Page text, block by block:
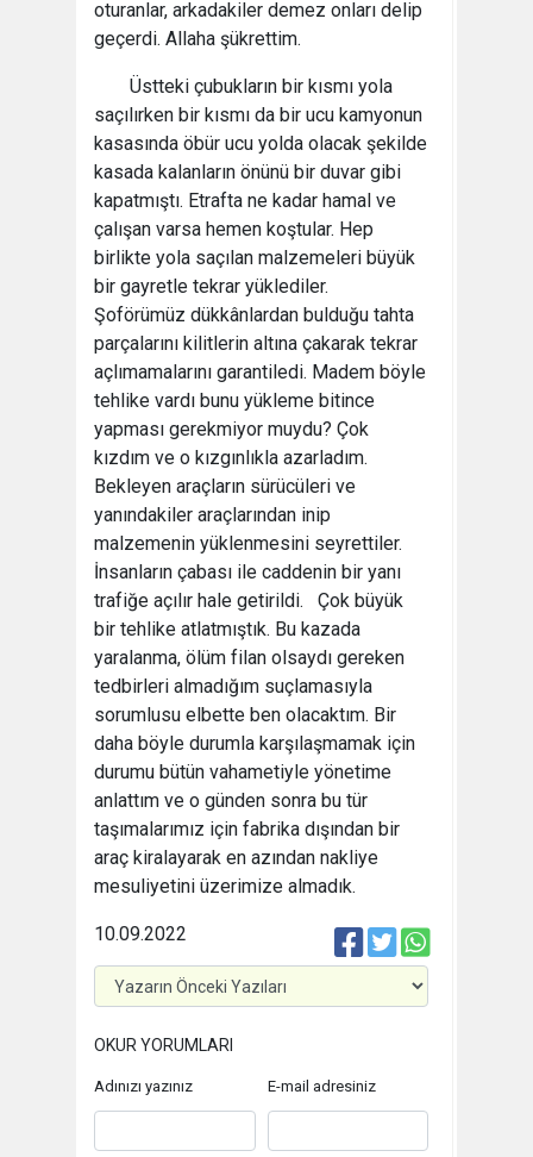
oturanlar, arkadakiler demez onları delip
geçerdi. Allaha şükrettim.
Üstteki çubukların bir kısmı yola
saçılırken bir kısmı da bir ucu kamyonun
kasasında öbür ucu yolda olacak şekilde
kasada kalanların önünü bir duvar gibi
kapatmıştı. Etrafta ne kadar hamal ve
çalışan varsa hemen koştular. Hep
birlikte yola saçılan malzemeleri büyük
bir gayretle tekrar yüklediler.
Şoförümüz dükkânlardan bulduğu tahta
parçalarını kilitlerin altına çakarak tekrar
açlımamalarını garantiledi. Madem böyle
tehlike vardı bunu yükleme bitince
yapması gerekmiyor muydu? Çok
kızdım ve o kızgınlıkla azarladım.
Bekleyen araçların sürücüleri ve
yanındakiler araçlarından inip
malzemenin yüklenmesini seyrettiler.
İnsanların çabası ile caddenin bir yanı
trafiğe açılır hale getirildi. Çok büyük
bir tehlike atlatmıştık. Bu kazada
yaralanma, ölüm filan olsaydı gereken
tedbirleri almadığım suçlamasıyla
sorumlusu elbette ben olacaktım. Bir
daha böyle durumla karşılaşmamak için
durumu bütün vahametiyle yönetime
anlattım ve o günden sonra bu tür
taşımalarımız için fabrika dışından bir
araç kiralayarak en azından nakliye
mesuliyetini üzerimize almadık.
10.09.2022
OKUR YORUMLARI
Adınızı yazınız E-mail adresiniz